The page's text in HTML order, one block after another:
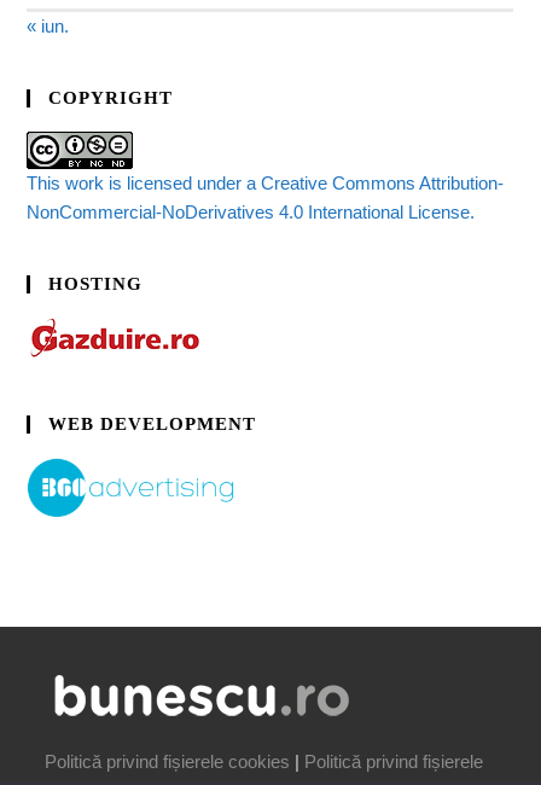
« iun.
COPYRIGHT
This work is licensed under a Creative Commons Attribution-
NonCommercial-NoDerivatives 4.0 International License.
HOSTING
WEB DEVELOPMENT
Politică privind fișierele cookies | Politică privind fișierele